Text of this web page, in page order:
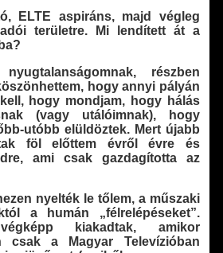
ELTE aspiráns, majd végleg
területre. Mi lendített át a
részben
hogy annyi pályán
hogy mondjam, hogy hálás
(vagy utálóimnak), hogy
utóbb elüldöztek. Mert újabb
föl előttem évről évre és
ami csak gazdagította az
nyelték le tőlem, a műszaki
a humán „félrelépéseket”.
kiakadtak, amikor
csak a Magyar Televízióban